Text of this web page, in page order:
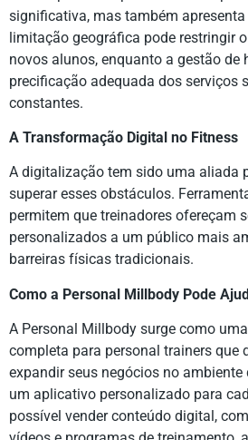
significativa, mas também
limitação geográfica pode restringir
novos alunos, enquanto a gestão de
precificação adequada dos serviços
constantes.
A Transformação Digital no Fitness
A digitalização tem sido uma aliada
superar esses obstáculos.
permitem que treinadores ofereçam
personalizados a um público mais
barreiras físicas tradicionais.
Como a Personal Millbody Pode
A Personal Millbody surge como
completa para personal trainers que
expandir seus negócios no ambiente
um aplicativo personalizado para
possível vender conteúdo digital,